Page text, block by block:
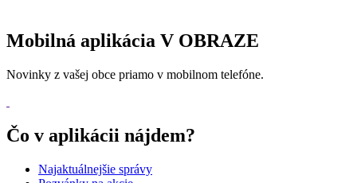
Mobilná aplikácia V OBRAZE
Novinky z vašej obce priamo v mobilnom telefóne.
Čo v aplikácii nájdem?
Najaktuálnejšie správy